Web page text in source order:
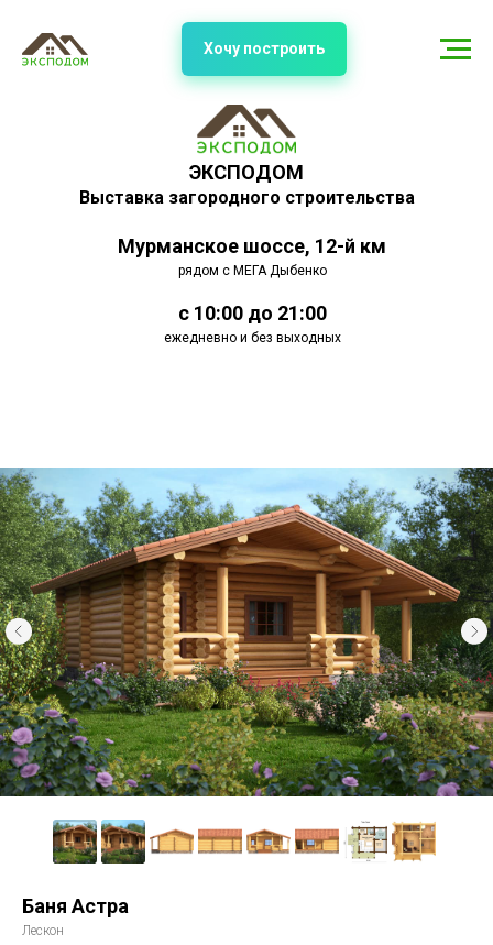
ЭКСПОДОМ
Выставка загородного строительства
Мурманское шоссе, 12-й км
рядом с МЕГА Дыбенко
с 10:00 до 21:00
ежедневно и без выходных
Хочу построить
Баня Астра
Лескон